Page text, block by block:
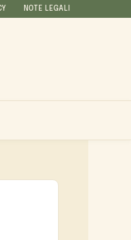
NOTE LEGALI